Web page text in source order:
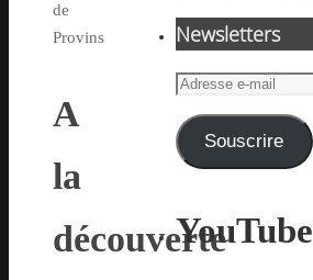
de
Provins
A
la
découverte
Newsletters
Adresse
mail Souscrire
YouTube